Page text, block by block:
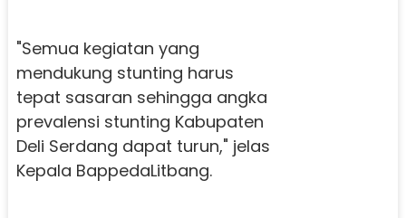
"Semua kegiatan yang
mendukung stunting harus
tepat sasaran sehingga angka
prevalensi stunting Kabupaten
Deli Serdang dapat turun," jelas
Kepala BappedaLitbang.